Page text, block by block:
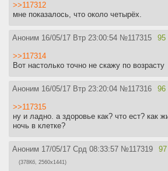
>>117312
мне показалось, что около четырёх.
Аноним 16/05/17 Втр 23:00:54 №117315 95
>>117314
Вот настолько точно не скажу по возрасту
Аноним 16/05/17 Втр 23:20:04 №117316 96
>>117315
ну и ладно. а здоровье как? что ест? как
ночь в клетке?
Аноним 17/05/17 Срд 08:33:57 №117319 97
(378Кб, 2560x1441)